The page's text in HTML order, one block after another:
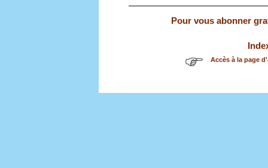
Pour vous abonner
Accès à la page